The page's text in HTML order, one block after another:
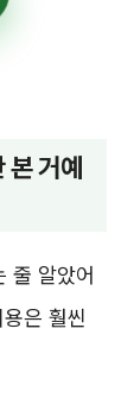
거예
줄 알았어
은 훨씬